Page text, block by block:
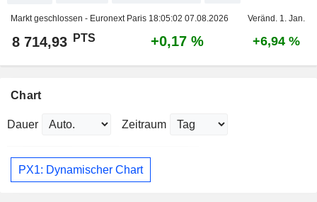
Markt geschlossen - Euronext Paris 18:05:02 07.08.2026 Veränd. 1. Jan.
8 714,93 PTS +0,17 % +6,94 %
Chart
Dauer Zeitraum
PX1: Dynamischer Chart